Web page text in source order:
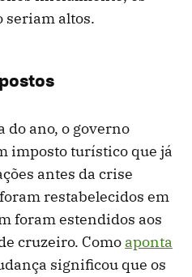
seriam altos.
do ano, o governo
imposto turístico que já
antes da crise
restabelecidos em
foram estendidos aos
cruzeiro. Como aponta
significou que os